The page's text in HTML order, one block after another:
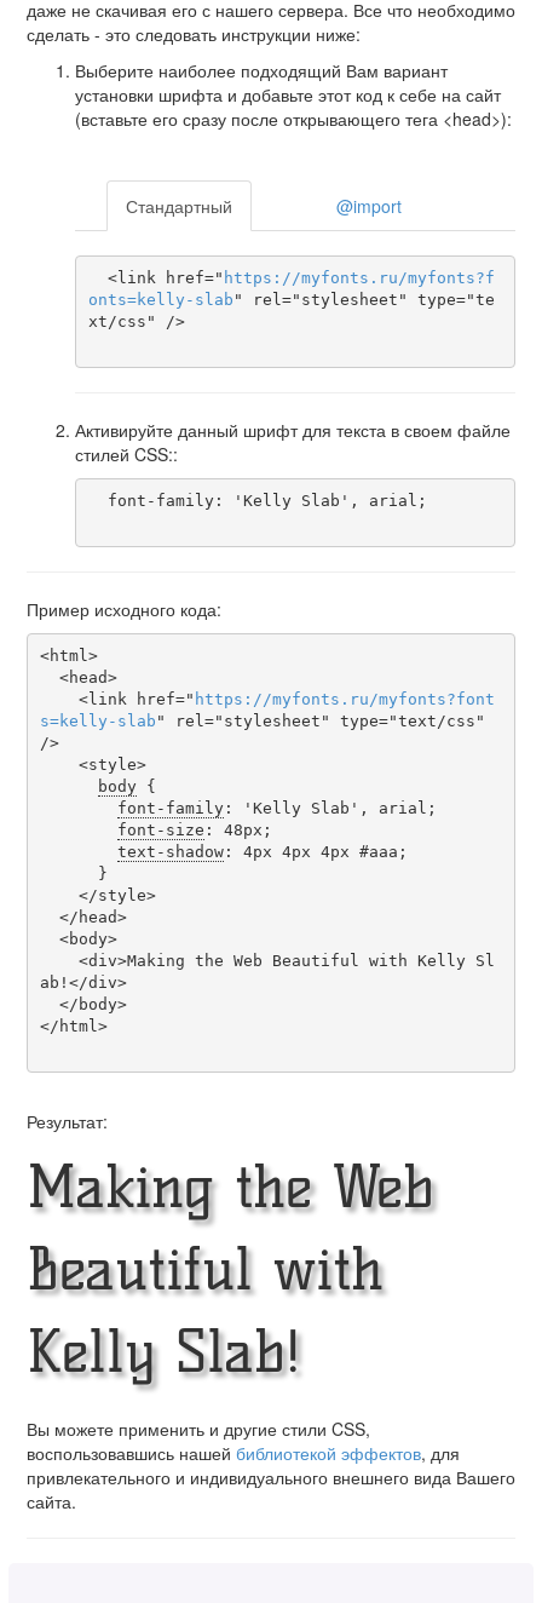
даже не скачивая его с нашего сервера. Все что необходимо
сделать - это следовать инструкции ниже:
Выберите наиболее подходящий Вам вариант
установки шрифта и добавьте этот код к себе на сайт
(вставьте его сразу после открывающего тега <head>):
Стандартный @import
  <link href="
https ://myfonts . ru/myfonts?f
onts=kelly-slab " rel="stylesheet" type="te
xt/css" />
Активируйте данный шрифт для текста в своем файле
стилей CSS::
Пример исходного кода:
<html>
    <link href="
https ://myfonts . ru/myfonts?font
s=kelly-slab " rel="stylesheet" type="text/css"
/>
body {
font-family: 'Kelly Slab', arial;
font-size : 48px;
text-shadow: 4px 4px 4px #aaa;
ab!</div>
</html>
Результат:
Making the Web
Beautiful with
Kelly Slab!
Вы можете применить и другие стили CSS,
воспользовавшись нашей библиотекой эффектов, для
привлекательного и индивидуального внешнего вида Вашего
сайта.